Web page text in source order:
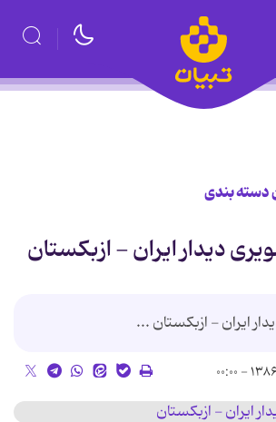
دسته بندی
دیدار ایران - ازبکستان
ایران - ازبکستان ...